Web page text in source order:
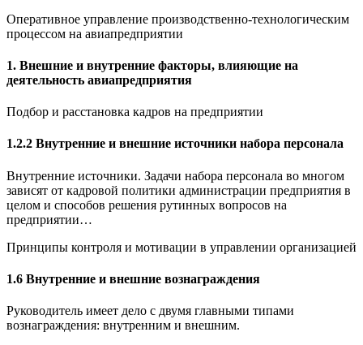
Оперативное управление производственно-технологическим
процессом на авиапредприятии
1. Внешние и внутренние факторы, влияющие на
деятельность авиапредприятия
Подбор и расстановка кадров на предприятии
1.2.2 Внутренние и внешние источники набора персонала
Внутренние источники. Задачи набора персонала во многом
зависят от кадровой политики администрации предприятия в
целом и способов решения рутинных вопросов на
предприятии…
Принципы контроля и мотивации в управлении организацией
1.6 Внутренние и внешние вознаграждения
Руководитель имеет дело с двумя главными типами
вознаграждения: внутренним и внешним.